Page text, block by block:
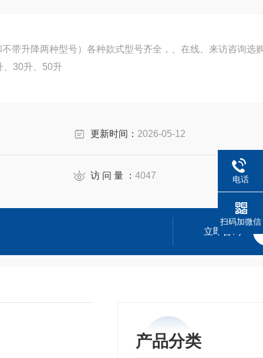
带升降两种型号）各种款式型号齐全，、在线、来访咨询选
、30升、50升
更新时间： 2026-05-12
访 问 量 ：4047
立即咨询
产品分类
电话
扫码加微信